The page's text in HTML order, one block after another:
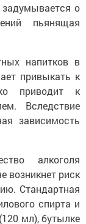
о
пьянящая
напитков в
привыкать к
приводит к
Вследствие
зависимость
алкоголя
возникнет риск
Стандартная
спирта и
мл), бутылке